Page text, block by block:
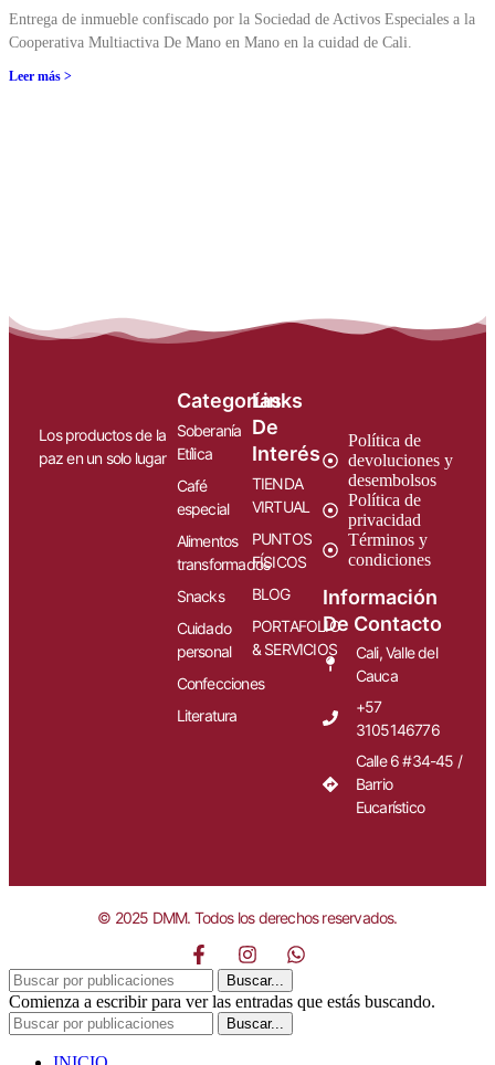
Entrega de inmueble confiscado por la Sociedad de Activos Especiales a la
Cooperativa Multiactiva De Mano en Mano en la cuidad de Cali.
Leer más >
Los productos de la
paz en un solo lugar
Categorías
Soberanía
Etílica
Café
especial
Alimentos
transformados
Snacks
Cuidado
personal
Confecciones
Literatura
Links
De
Interés
TIENDA
VIRTUAL
PUNTOS
FÍSICOS
BLOG
PORTAFOLIO
& SERVICIOS
Política de
devoluciones y
desembolsos
Política de
privacidad
Términos y
condiciones
Información
De Contacto
Cali, Valle del
Cauca
+57
3105146776
Calle 6 #34-45 /
Barrio
Eucarístico
© 2025 DMM. Todos los derechos reservados.
Buscar...
Comienza a escribir para ver las entradas que estás buscando.
Buscar...